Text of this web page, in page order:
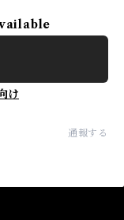
け
通報する